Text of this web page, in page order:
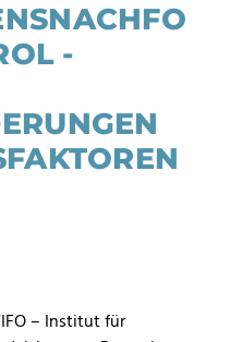
-
– Institut für